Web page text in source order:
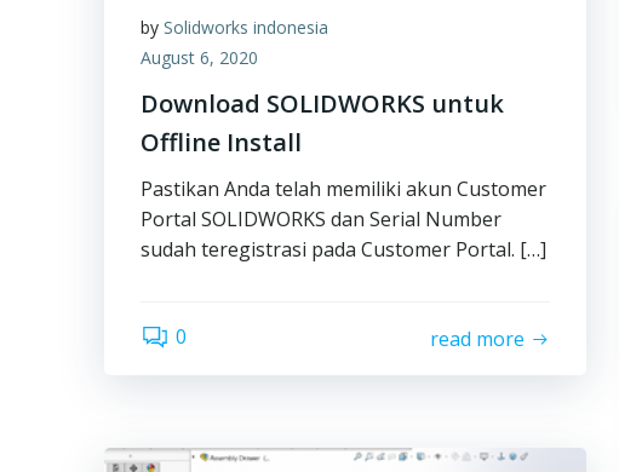
by Solidworks indonesia
August 6, 2020
Download SOLIDWORKS untuk
Offline Install
Pastikan Anda telah memiliki akun Customer
Portal SOLIDWORKS dan Serial Number
sudah teregistrasi pada Customer Portal. […]
0 read more